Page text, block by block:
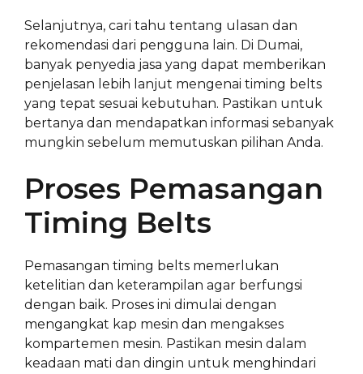
Selanjutnya, cari tahu tentang ulasan dan
rekomendasi dari pengguna lain. Di Dumai,
banyak penyedia jasa yang dapat memberikan
penjelasan lebih lanjut mengenai timing belts
yang tepat sesuai kebutuhan. Pastikan untuk
bertanya dan mendapatkan informasi sebanyak
mungkin sebelum memutuskan pilihan Anda.
Proses Pemasangan
Timing Belts
Pemasangan timing belts memerlukan
ketelitian dan keterampilan agar berfungsi
dengan baik. Proses ini dimulai dengan
mengangkat kap mesin dan mengakses
kompartemen mesin. Pastikan mesin dalam
keadaan mati dan dingin untuk menghindari